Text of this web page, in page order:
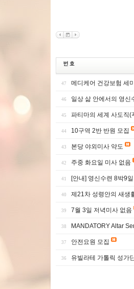
47 메디케어 건강보험 세
46 일상 삶 안에서의 영신
45 파티마의 세계 사도직
44 10구역 2반 반원 모집
43 본당 야외미사 약도
42 주중 화요일 미사 없음
41 [안내] 영신수련 8박9
40 제21차 성령안의 새생
39 7월 3일 저녁미사 없음
38 MANDATORY Altar
37 안전요원 모집
36 유빌라테 가톨릭 성가